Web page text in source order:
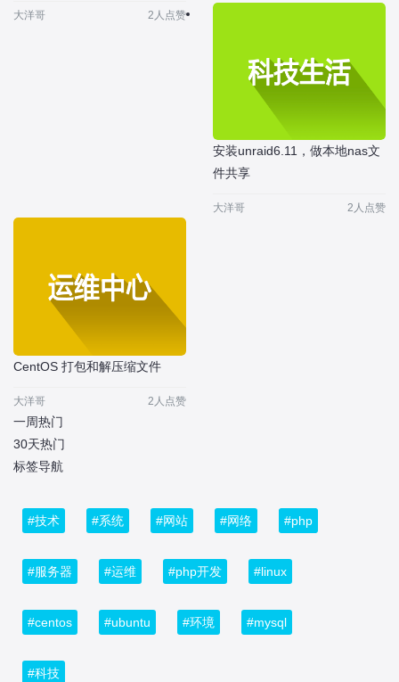
大洋哥 2人点赞
安装unraid6.11，做本地nas文
件共享
大洋哥 2人点赞
CentOS 打包和解压缩文件
大洋哥 2人点赞
一周热门
30天热门
标签导航
#技术 #系统 #网站 #网络 #php
#服务器 #运维 #php开发 #linux
#centos #ubuntu #环境 #mysql
#科技